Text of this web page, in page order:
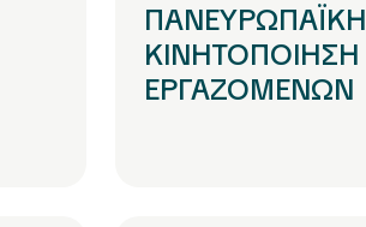
ΠΑΝΕΥΡΩΠΑΪΚΗ
ΚΙΝΗΤΟΠΟΙΗΣΗ
ΕΡΓΑΖΟΜΕΝΩΝ